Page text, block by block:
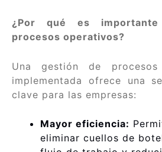
¿Por qué es
procesos operativos?
Una gestión de
implementada ofrece una
clave para las empresas:
Mayor eficiencia:
eliminar cuellos de